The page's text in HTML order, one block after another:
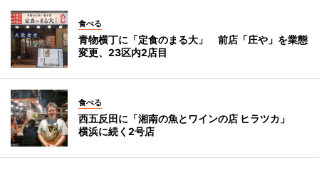
食べる
青物横丁に「定食のまる大」 前店「庄や」を業態
変更、23区内2店目
食べる
西五反田に「湘南の魚とワインの店 ヒラツカ」
横浜に続く2号店